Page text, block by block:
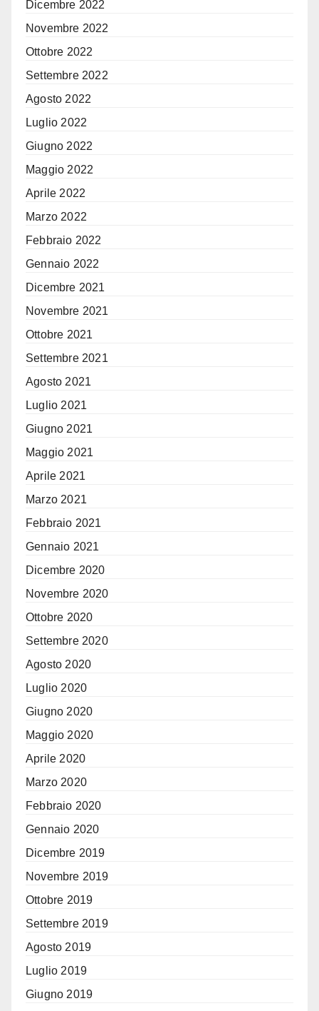
Dicembre 2022
Novembre 2022
Ottobre 2022
Settembre 2022
Agosto 2022
Luglio 2022
Giugno 2022
Maggio 2022
Aprile 2022
Marzo 2022
Febbraio 2022
Gennaio 2022
Dicembre 2021
Novembre 2021
Ottobre 2021
Settembre 2021
Agosto 2021
Luglio 2021
Giugno 2021
Maggio 2021
Aprile 2021
Marzo 2021
Febbraio 2021
Gennaio 2021
Dicembre 2020
Novembre 2020
Ottobre 2020
Settembre 2020
Agosto 2020
Luglio 2020
Giugno 2020
Maggio 2020
Aprile 2020
Marzo 2020
Febbraio 2020
Gennaio 2020
Dicembre 2019
Novembre 2019
Ottobre 2019
Settembre 2019
Agosto 2019
Luglio 2019
Giugno 2019